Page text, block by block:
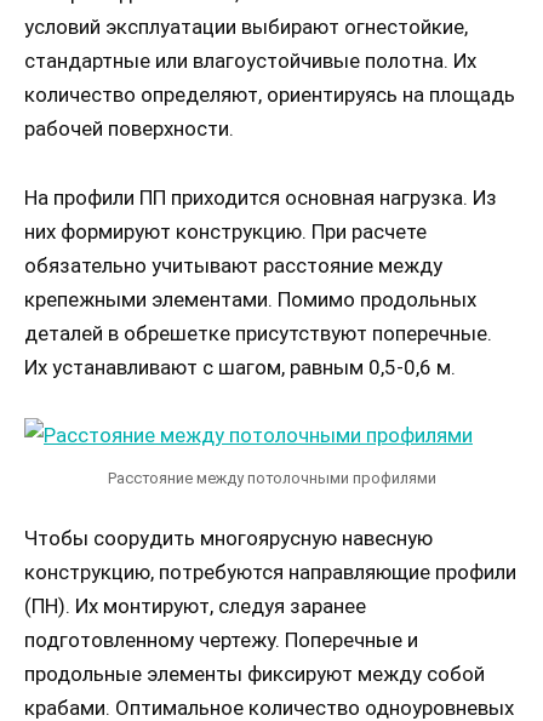
условий эксплуатации выбирают огнестойкие,
стандартные или влагоустойчивые полотна. Их
количество определяют, ориентируясь на площадь
рабочей поверхности.
На профили ПП приходится основная нагрузка. Из
них формируют конструкцию. При расчете
обязательно учитывают расстояние между
крепежными элементами. Помимо продольных
деталей в обрешетке присутствуют поперечные.
Их устанавливают с шагом, равным 0,5-0,6 м.
Расстояние между потолочными профилями
Чтобы соорудить многоярусную навесную
конструкцию, потребуются направляющие профили
(ПН). Их монтируют, следуя заранее
подготовленному чертежу. Поперечные и
продольные элементы фиксируют между собой
крабами. Оптимальное количество одноуровневых